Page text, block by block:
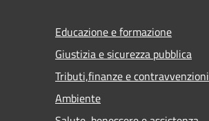
Educazione e formazione
Giustizia e sicurezza pubblica
Tributi,finanze e contravvenzioni
Ambiente